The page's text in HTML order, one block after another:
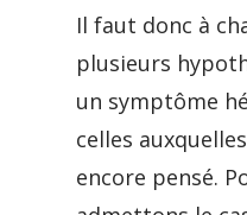
Il faut donc à
plusieurs
un symptôme
celles
encore pensé.